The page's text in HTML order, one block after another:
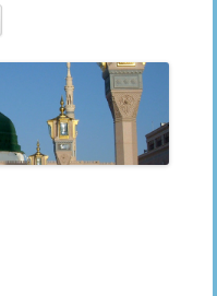
Skip
content